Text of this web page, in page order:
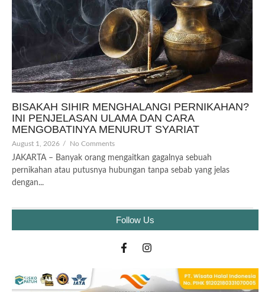
BISAKAH SIHIR MENGHALANGI PERNIKAHAN?
INI PENJELASAN ULAMA DAN CARA
MENGOBATINYA MENURUT SYARIAT
August 1, 2026 / No Comments
JAKARTA – Banyak orang mengaitkan gagalnya sebuah
pernikahan atau putusnya hubungan tanpa sebab yang jelas
dengan...
Follow Us